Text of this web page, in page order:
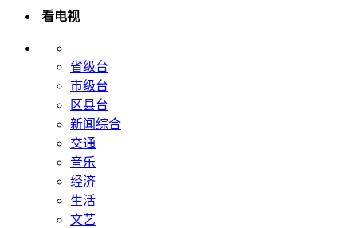
看电视
省级台
市级台
区县台
新闻综合
交通
音乐
经济
生活
文艺